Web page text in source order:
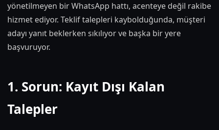
yönetilmeyen bir WhatsApp hattı, acenteye değil rakibe
hizmet ediyor. Teklif talepleri kaybolduğunda, müşteri
adayı yanıt beklerken sıkılıyor ve başka bir yere
başvuruyor.
1. Sorun: Kayıt Dışı Kalan
Talepler